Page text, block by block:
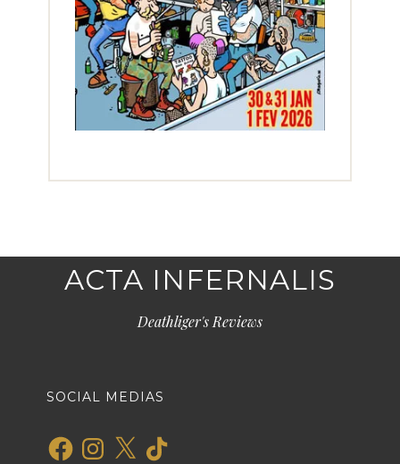
ACTA INFERNALIS
Deathliger's Reviews
SOCIAL MEDIAS
FacebookInstagram
X TikTok